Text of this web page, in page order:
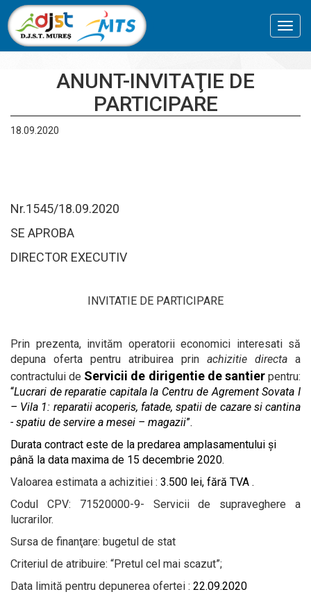
ANUNT-INVITAŢIE DE
PARTICIPARE
18.09.2020
Nr.1545/18.09.2020
SE APROBA
DIRECTOR EXECUTIV
INVITATIE DE PARTICIPARE
Prin prezenta,invităm operatorii economici interesati să
depuna oferta pentru atribuirea prin achizitie directa a
contractului de Servicii de dirigentie de santierpentru:
“Lucrari de reparatie capitala la Centru de Agrement Sovata I
– Vila 1: reparatii acoperis, fatade, spatii de cazare si cantina
- spatiu de servire a mesei – magazii”.
Durata contract este de la predarea amplasamentului și
până la data maxima de 15 decembrie 2020.
Valoarea estimata a achizitiei : 3.500 lei, fără TVA .
Codul CPV: 71520000-9- Servicii de supraveghere a
lucrarilor.
Sursa de finanţare: bugetul de stat
Criteriul de atribuire: “Pretul cel mai scazut”;
Data limită pentru depunerea ofertei : 22.09.2020